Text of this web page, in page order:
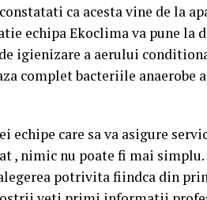
ca acesta vine de la
echipa Ekoclima va pune la
igienizare a aerului
complet bacteriile anaerobe
echipe care sa va asigure
, nimic nu poate fi mai
potrivita fiindca din